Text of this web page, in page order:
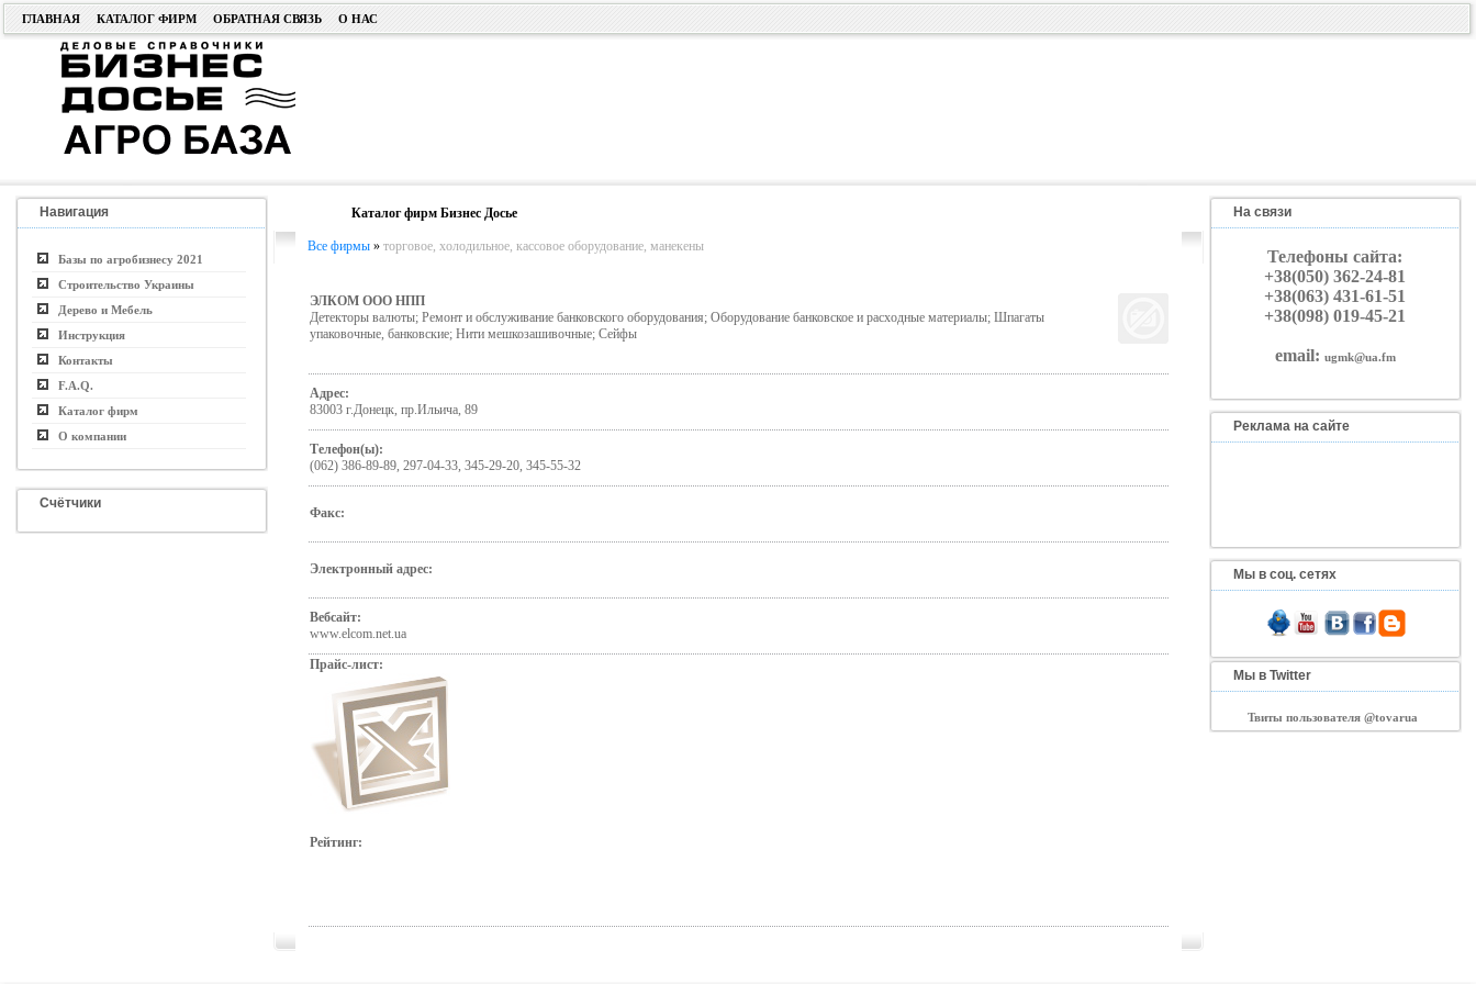
ГЛАВНАЯ КАТАЛОГ ФИРМ ОБРАТНАЯ СВЯЗЬ О НАС
Навигация
Базы по агробизнесу 2021
Строительство Украины
Дерево и Мебель
Инструкция
Контакты
F.A.Q.
Каталог фирм
О компании
Счётчики
Каталог фирм Бизнес Досье
Все фирмы» торговое, холодильное, кассовое оборудование, манекены
ЭЛКОМ ООО НПП
Детекторы валюты; Ремонт и обслуживание банковского оборудования; Оборудование банковское и расходные материалы; Шпагаты
упаковочные, банковские; Нити мешкозашивочные; Сейфы
Адрес:
83003 г.Донецк, пр.Ильича, 89
Телефон(ы):
(062) 386-89-89, 297-04-33, 345-29-20, 345-55-32
Факс:
Электронный адрес:
Вебсайт:
www.elcom.net.ua
Прайс-лист:
Рейтинг:
На связи
Телефоны сайта:
+38(050) 362-24-81
+38(063) 431-61-51
+38(098) 019-45-21
email: ugmk@ua.fm
Реклама на сайте
Мы в соц. сетях
Мы в Twitter
Твиты пользователя @tovarua